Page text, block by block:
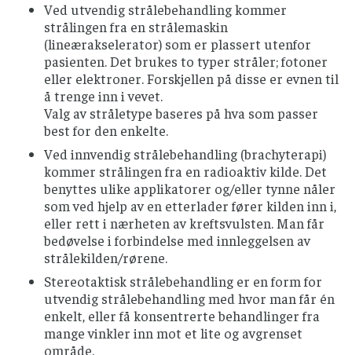
Ved utvendig strålebehandling kommer
strålingen fra en strålemaskin
(lineærakselerator) som er plassert utenfor
pasienten. Det brukes to typer stråler; fotoner
eller elektroner. Forskjellen på disse er evnen til
å trenge inn i vevet.
Valg av stråletype baseres på hva som passer
best for den enkelte.
Ved innvendig strålebehandling (brachyterapi)
kommer strålingen fra en radioaktiv kilde. Det
benyttes ulike applikatorer og/eller tynne nåler
som ved hjelp av en etterlader fører kilden inn i,
eller rett i nærheten av kreftsvulsten. Man får
bedøvelse i forbindelse med innleggelsen av
strålekilden/rørene.
Stereotaktisk strålebehandling er en form for
utvendig strålebehandling med hvor man får én
enkelt, eller få konsentrerte behandlinger fra
mange vinkler inn mot et lite og avgrenset
område.